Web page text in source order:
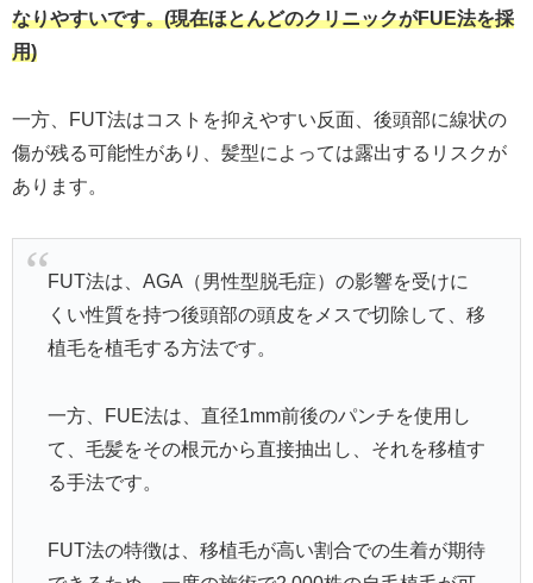
なりやすいです。(現在ほとんどのクリニックがFUE法を採
用)
一方、FUT法はコストを抑えやすい反面、後頭部に線状の
傷が残る可能性があり、髪型によっては露出するリスクが
あります。
FUT法は、AGA（男性型脱毛症）の影響を受けに
くい性質を持つ後頭部の頭皮をメスで切除して、移
植毛を植毛する方法です。
一方、FUE法は、直径1mm前後のパンチを使用し
て、毛髪をその根元から直接抽出し、それを移植す
る手法です。
FUT法の特徴は、移植毛が高い割合での生着が期待